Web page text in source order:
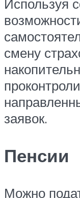
Используя
смену
заявок.
Пенсии
Можно